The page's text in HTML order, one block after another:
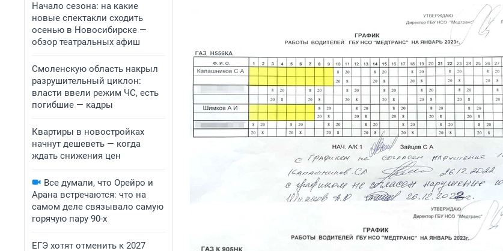
Начало сезона: на какие
новые спектакли сходить
осенью в Новосибирске —
обзор театральных афиш
Смоленскую область накрыл
разрушительный циклон:
власти ввели режим ЧС, есть
погибшие — кадры
Квартиры в новостройках
начнут дешеветь — когда
ждать снижения цен
Все думали, что Орейро и
Арана встречаются: что на
самом деле связывало самую
горячую пару 90-х
ЕГЭ хотят отменить к 2027